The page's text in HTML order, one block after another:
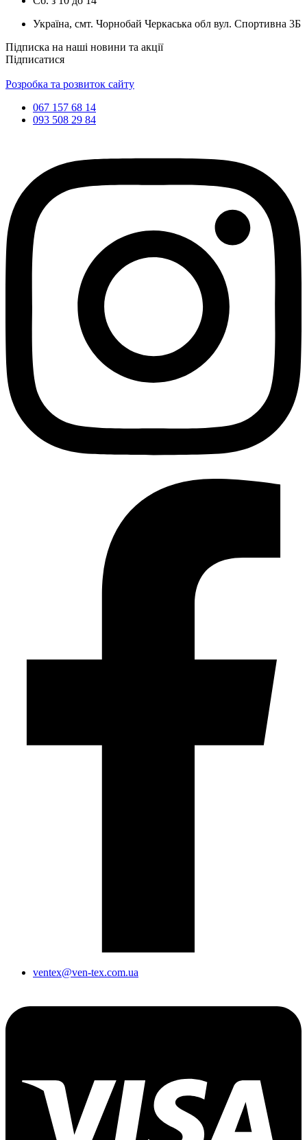
Україна, смт. Чорнобай Черкаська обл вул. Спортивна 3Б
Підписка на наші новини та акції
Підписатися
Розробка та розвиток сайту
067 157 68 14
093 508 29 84
ventex@ven-tex.com.ua